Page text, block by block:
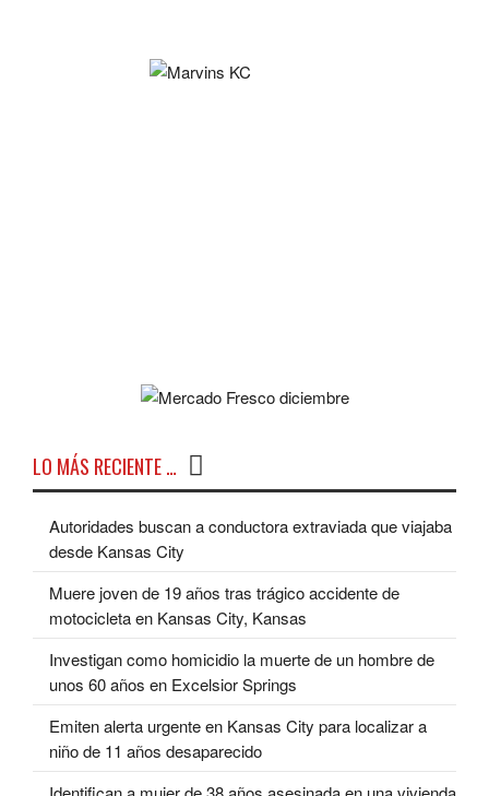
LO MÁS RECIENTE …
Autoridades buscan a conductora extraviada que viajaba
desde Kansas City
Muere joven de 19 años tras trágico accidente de
motocicleta en Kansas City, Kansas
Investigan como homicidio la muerte de un hombre de
unos 60 años en Excelsior Springs
Emiten alerta urgente en Kansas City para localizar a
niño de 11 años desaparecido